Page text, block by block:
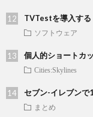
TVTestを導入する
ソフトウェア
個人的ショートカ
Cities:Skylines
セブン-イレブンで
まとめ